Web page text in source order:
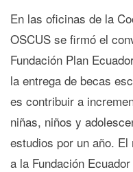
En las oficinas de la
OSCUS se firmó el
Fundación Plan
la entrega de becas
es contribuir a
niñas, niños y
estudios por un año.
a la Fundación